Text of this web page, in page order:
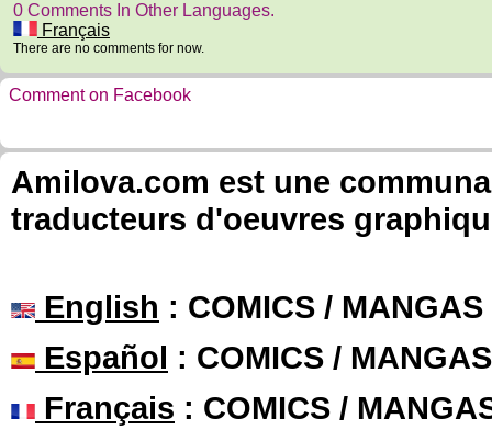
0 Comments In Other Languages.
Français
There are no comments for now.
Comment on Facebook
Amilova.com est une
traducteurs d'oeuvres
English : COMICS /
Español : COMICS /
Français : COMICS /